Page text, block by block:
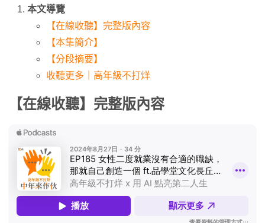
本文導覽
【在線收聽】完整版內容
【本集簡介】
【分段摘要】
收聽更多｜高年級不打烊
【在線收聽】完整版內容